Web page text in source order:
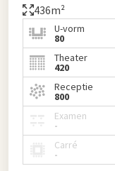
436m²
U-vorm
80
Theater
420
Receptie
800
Examen
-
Carré
-